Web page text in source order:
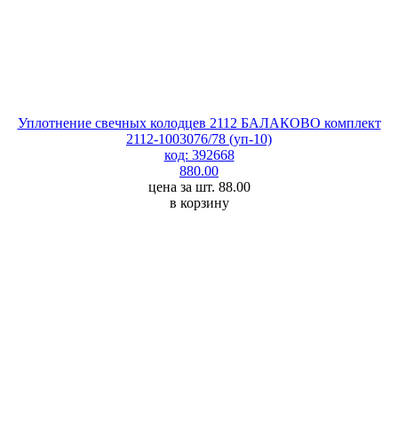
Уплотнение свечных колодцев 2112 БАЛАКОВО комплект
2112-1003076/78 (уп-10)
код: 392668
880.00
цена за шт. 88.00
в корзину